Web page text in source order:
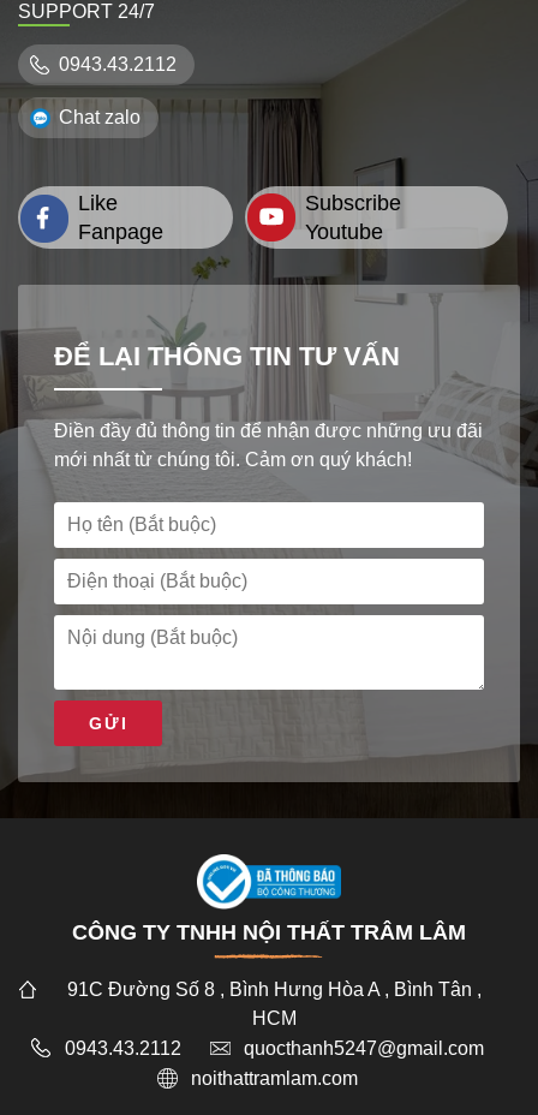
SUPPORT 24/7
0943.43.2112
Chat zalo
Like
Fanpage
Subscribe
Youtube
ĐỂ LẠI THÔNG TIN TƯ VẤN
Điền đầy đủ thông tin để nhận được những ưu đãi
mới nhất từ chúng tôi. Cảm ơn quý khách!
GỬI
CÔNG TY TNHH NỘI THẤT TRÂM LÂM
91C Đường Số 8 , Bình Hưng Hòa A , Bình Tân ,
HCM
0943.43.2112
quocthanh5247@gmail.com
noithattramlam.com